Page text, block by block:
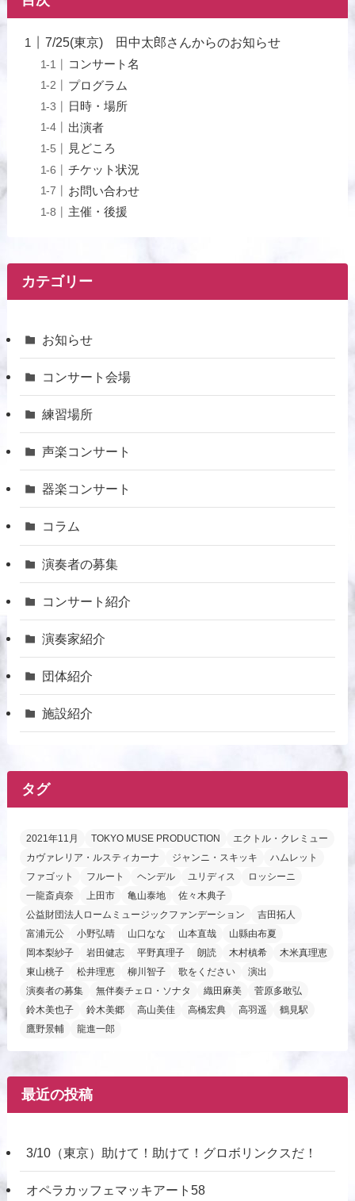
7/25(東京) 田中太郎さんからのお知らせ
コンサート名
プログラム
日時・場所
出演者
見どころ
チケット状況
お問い合わせ
主催・後援
カテゴリー
お知らせ
コンサート会場
練習場所
声楽コンサート
器楽コンサート
コラム
演奏者の募集
コンサート紹介
演奏家紹介
団体紹介
施設紹介
タグ
2021年11月 TOKYO MUSE PRODUCTION
エクトル・クレミュー
カヴァレリア・ルスティカーナ
ジャンニ・スキッキ
ハムレット
ファゴット
フルート ヘンデル ユリディス
ロッシーニ
一龍斎貞奈
上田市 亀山泰地
佐々木典子
公益財団法人ロームミュージックファンデーション
吉田拓人
富浦元公
小野弘晴 山口なな 山本直哉
山縣由布夏
岡本梨紗子
岩田健志 平野真理子 朗読 木村槙希
木米真理恵
東山桃子
松井理恵 柳川智子 歌をください
演出
演奏者の募集
無伴奏チェロ・ソナタ 織田麻美
菅原多敢弘
鈴木美也子
鈴木美郷 高山美佳 高橋宏典 高羽遥
鶴見駅
鷹野景輔
龍進一郎
最近の投稿
3/10（東京）助けて！助けて！グロボリンクスだ！
オペラカッフェマッキアート58